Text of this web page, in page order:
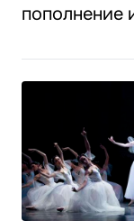
пополнение